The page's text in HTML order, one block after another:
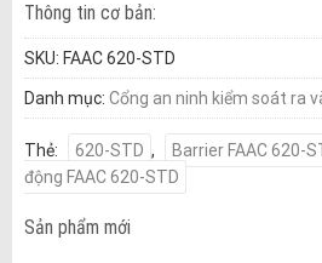
Thông tin cơ bản:
SKU: FAAC 620-STD
Danh mục: Cổng an ninh kiểm soát ra
Thẻ: 620-STD , Barrier FAAC 620-
động FAAC 620-STD
Sản phẩm mới